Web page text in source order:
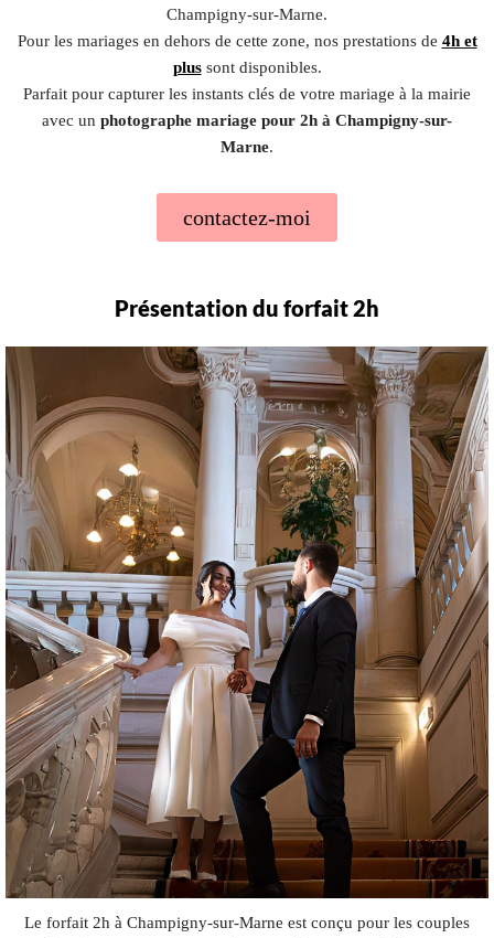
Champigny-sur-Marne.
Pour les mariages en dehors de cette zone, nos prestations de 4h et
plussont disponibles.
Parfait pour capturer les instants clés de votre mariage à la mairie
avec un photographe mariage pour 2h à Champigny-sur-
Marne.
contactez-moi
Présentation du forfait 2h
Le forfait 2h à Champigny-sur-Marne est conçu pour les couples